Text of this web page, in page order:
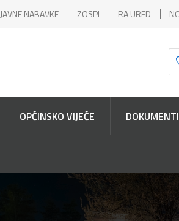
JAVNE NABAVKE ZOSPI RA URED
OPĆINSKO VIJEĆE DOKUMENTI